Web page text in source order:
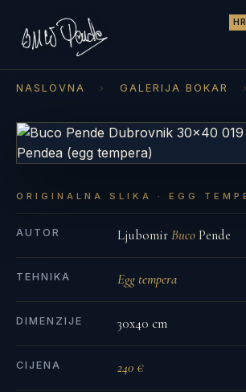
HR
NASLOVNA › GALERIJA BOKAR ›
ORIGINALNA SLIKA · EGG
AUTOR LjubomirBucoPende
TEHNIKA Egg tempera
DIMENZIJE 30x40 cm
CIJENA 240 €